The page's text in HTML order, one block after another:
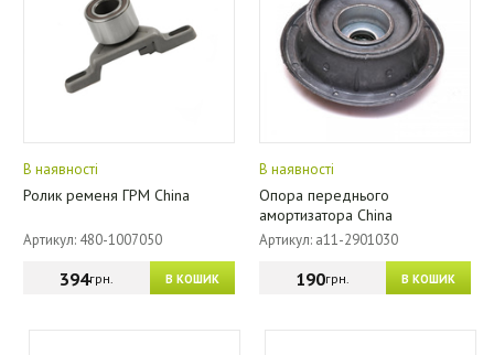
В наявності
Ролик ременя ГРМ China
Артикул: 480-1007050
В КОШИК
394грн.
В наявності
Опора переднього
амортизатора China
Артикул: a11-2901030
В КОШИК
190грн.